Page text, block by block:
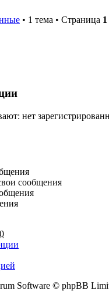
• 1 тема • Страница 1
нет
сообщения
Software © phpBB